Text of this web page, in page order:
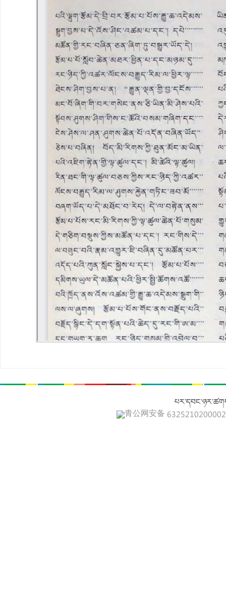
青公网安备